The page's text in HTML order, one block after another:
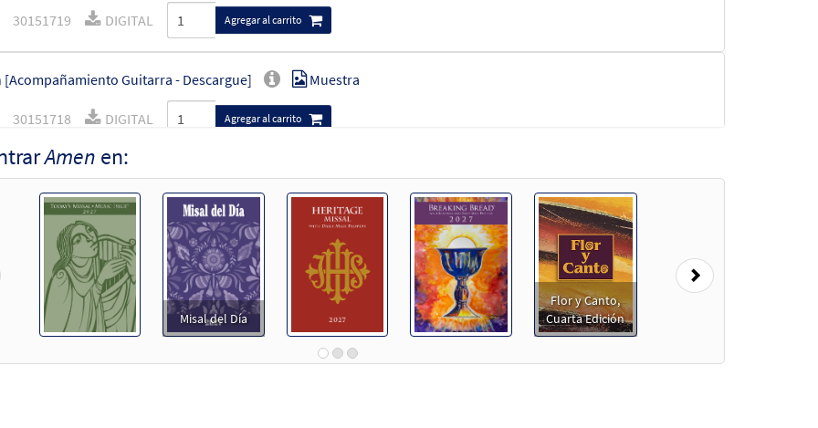
30151719 DIGITAL Agregar al carrito
[Acompañamiento Guitarra - Descargue] Muestra
30151718 DIGITAL Agregar al carrito
[Letra y Acordes – Descargue] Muestra
30152489 DIGITAL Agregar al carrito
[Letra y Acordes – Descargue]
y Canto tercera edición
Muestra
30112006 DIGITAL Agregar al carrito
Amen en:
Misal del Día
Flor y Canto,
Cuarta Edición
Next